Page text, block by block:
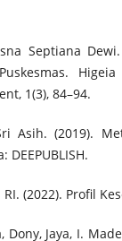
Septiana
1(3), 84–94.
Asih. (2019).
DEEPUBLISH.
RI. (2022). Profil
Dony, Jaya, I.